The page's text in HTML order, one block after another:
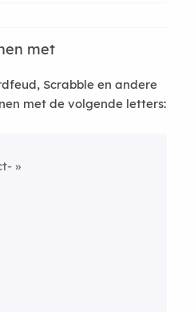
met
Scrabble en andere
met de volgende letters: